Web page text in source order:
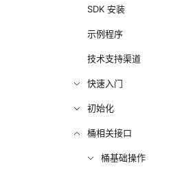
SDK 安装
示例程序
技术支持渠道
快速入门
初始化
桶相关接口
桶基础操作